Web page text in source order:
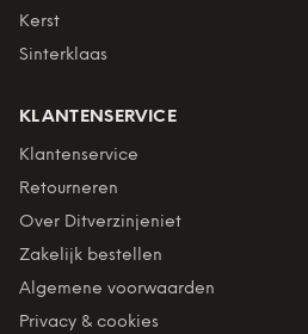
Kerst
Sinterklaas
KLANTENSERVICE
Klantenservice
Retourneren
Over Ditverzinjeniet
Zakelijk bestellen
Algemene voorwaarden
Privacy & cookies